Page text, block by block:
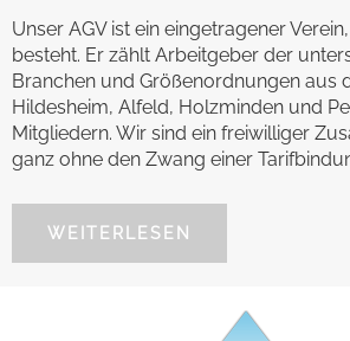
Unser AGV ist ein eingetragener
besteht. Er zählt Arbeitgeber der
Branchen und Größenordnungen aus
Hildesheim, Alfeld, Holzminden und
Mitgliedern. Wir sind ein freiwilliger
ganz ohne den Zwang einer
WEITERLESEN